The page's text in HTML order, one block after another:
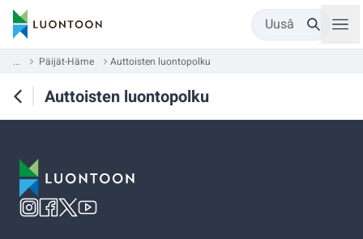
Uusâ
... Päijät-Häme Auttoisten luontopolku
Auttoisten luontopolku